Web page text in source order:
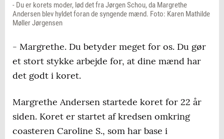
- Du er korets moder, lød det fra Jørgen Schou, da Margrethe
Andersen blev hyldet foran de syngende mænd. Foto: Karen Mathilde
Møller Jørgensen
- Margrethe. Du betyder meget for os. Du gør
et stort stykke arbejde for, at dine mænd har
det godt i koret.
Margrethe Andersen startede koret for 22 år
siden. Koret er startet af kredsen omkring
coasteren Caroline S., som har base i